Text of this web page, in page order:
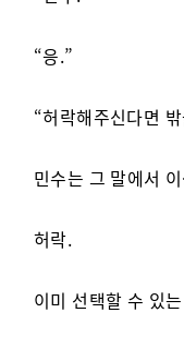
“응.”
“허락해주신다면
민수는 그 말에서
허락.
이미 선택할 수 있